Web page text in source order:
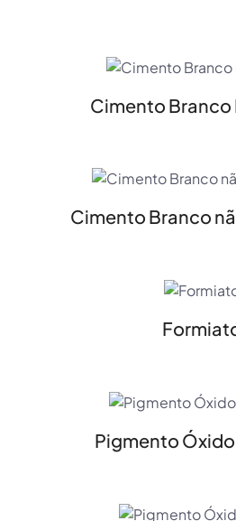
Cimento Branco
Cimento Branco
Pigmento